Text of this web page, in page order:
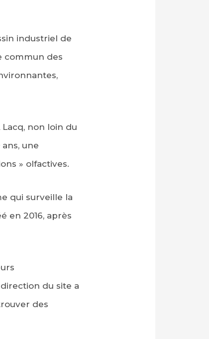
industriel de
commun des
non loin du
une
» olfactives.
qui surveille la
en 2016, après
du site a
des